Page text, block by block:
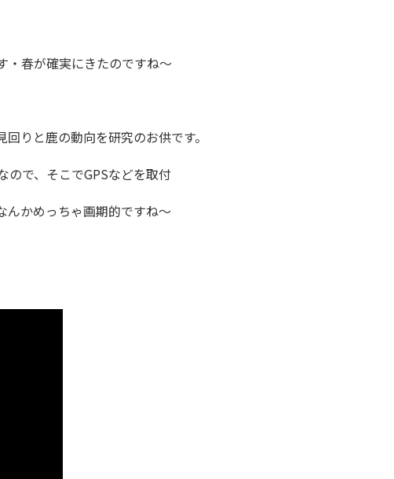
・春が確実にきたのですね～
りと鹿の動向を研究のお供です。
ので、そこでGPSなどを取付
んかめっちゃ画期的ですね～